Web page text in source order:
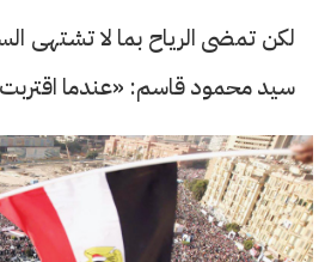
لكن تمضى الرياح بما لا تشتهى
سيد محمود قاسم: «عندما